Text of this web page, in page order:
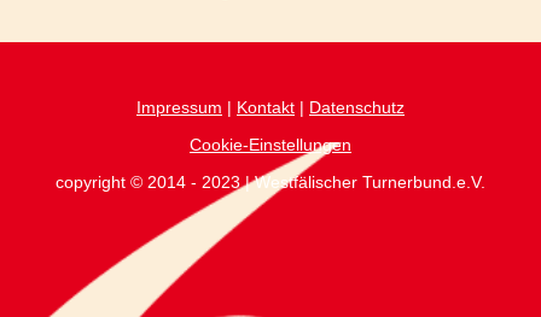
Impressum | Kontakt | Datenschutz
Cookie-Einstellungen
copyright © 2014 - 2023 | Westfälischer Turnerbund.e.V.